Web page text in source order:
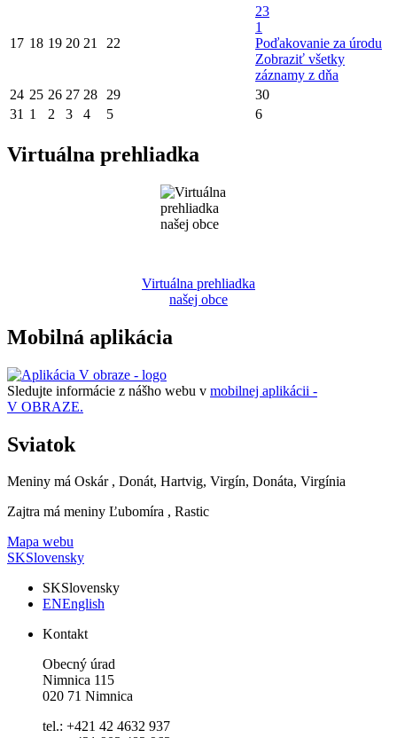
17 18 19 20 21 22
23
1
Poďakovanie za úrodu
Zobraziť všetky
záznamy z dňa
24 25 26 27 28 29
30
31 1 2 3 4 5 6
Virtuálna prehliadka
Virtuálna prehliadka
našej obce
Mobilná aplikácia
Sledujte informácie z nášho webu v mobilnej aplikácii -
V OBRAZE.
Sviatok
Meniny má Oskár , Donát, Hartvig, Virgín, Donáta, Virgínia
Zajtra má meniny Ľubomíra , Rastic
Mapa webu
SKSlovensky
SKSlovensky
ENEnglish
Kontakt
Obecný úrad
Nimnica 115
020 71 Nimnica
tel.: +421 42 4632 937